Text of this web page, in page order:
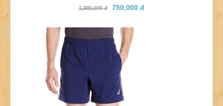
1,380,000 đ 750,000 đ